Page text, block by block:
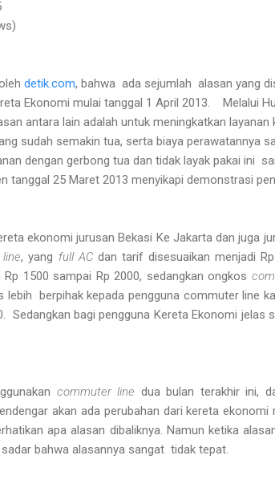
detik.com, bahwa ada sejumlah alasan yang
Ekonomi mulai tanggal 1 April 2013. Melalui
antara lain adalah untuk meningkatkan
sudah semakin tua, serta biaya perawatannya
dengan gerbong tua dan tidak layak pakai ini
tanggal 25 Maret 2013 menyikapi demonstrasi
ekonomi jurusan Bekasi Ke Jakarta dan juga
, yang full ACdan tarif disesuaikan menjadi
1500 sampai Rp 2000, sedangkan ongkos
lebih berpihak kepada pengguna commuter line
Sedangkan bagi pengguna Kereta Ekonomi jelas
commuter line dua bulan terakhir ini,
akan ada perubahan dari kereta
apa alasan dibaliknya. Namun ketika
bahwa alasannya sangat tidak tepat.